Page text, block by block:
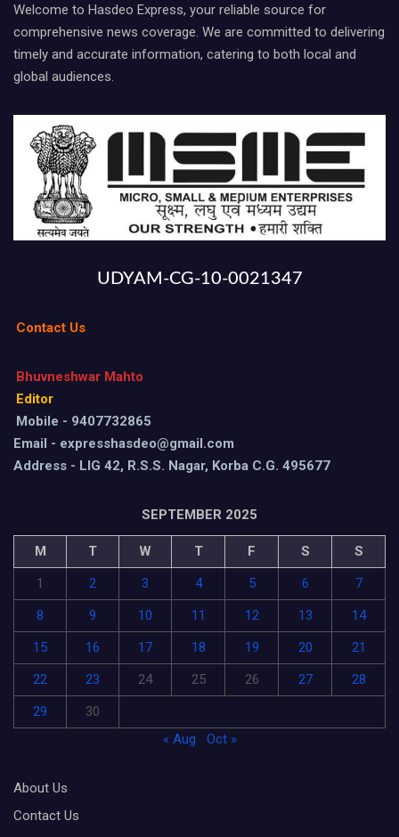
Welcome to Hasdeo Express, your reliable source for
comprehensive news coverage. We are committed to delivering
timely and accurate information, catering to both local and
global audiences.
UDYAM-CG-10-0021347
Contact Us
Bhuvneshwar Mahto
Editor
Mobile - 9407732865
Email - expresshasdeo@gmail.com
Address - LIG 42, R.S.S. Nagar, Korba C.G. 495677
SEPTEMBER 2025
M T W T F S
S
1
2 3 4 5 6
7
8
9 10 11 12 13
14
15
16 17 18 19 20
21
22
23 24 25 26 27
28
29
30
« Aug
Oct »
About Us
Contact Us